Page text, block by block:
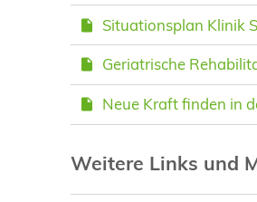
Situationsplan Klinik
Geriatrische
Neue Kraft finden in
Weitere Links und